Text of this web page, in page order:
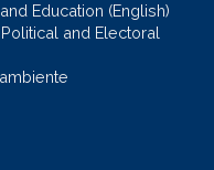
Education (English)
and Electoral